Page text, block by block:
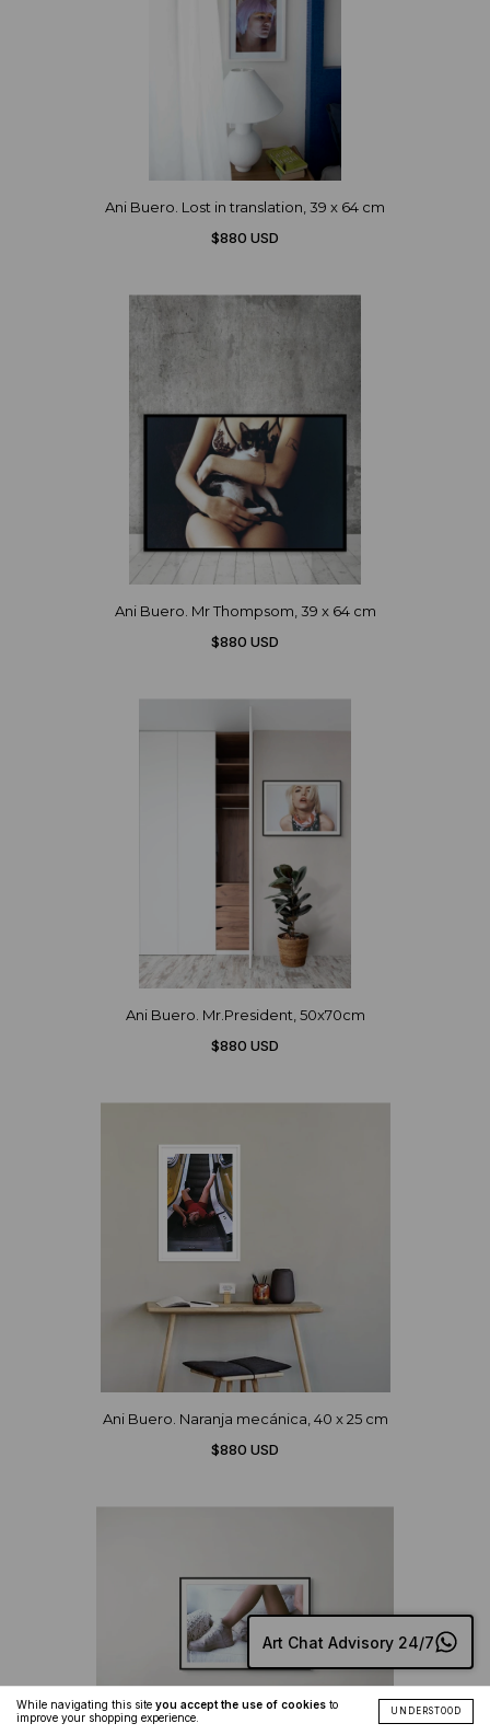
While navigating this site you accept the use of cookies to
improve your shopping experience.
UNDERSTOOD
Ani Buero. Lost in translation, 39 x 64 cm
$880 USD
Ani Buero. Mr Thompsom, 39 x 64 cm
$880 USD
Ani Buero. Mr.President, 50x70cm
$880 USD
Ani Buero. Naranja mecánica, 40 x 25 cm
$880 USD
Art Chat Advisory 24/7